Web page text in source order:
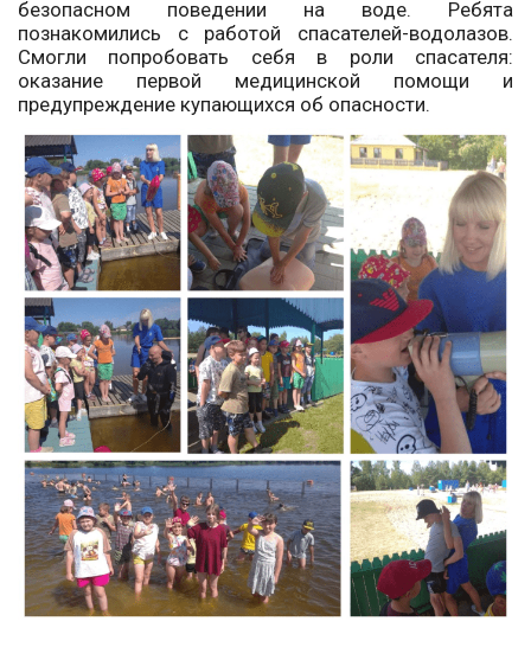
безопасном поведении на воде. Ребята
познакомились с работой спасателей-водолазов.
Смогли попробовать себя в роли спасателя:
оказание первой медицинской помощи и
предупреждение купающихся об опасности.